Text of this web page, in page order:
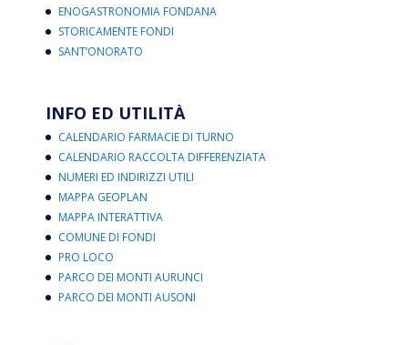
ENOGASTRONOMIA FONDANA
STORICAMENTE FONDI
SANT’ONORATO
INFO ED UTILITÀ
CALENDARIO FARMACIE DI TURNO
CALENDARIO RACCOLTA DIFFERENZIATA
NUMERI ED INDIRIZZI UTILI
MAPPA GEOPLAN
MAPPA INTERATTIVA
COMUNE DI FONDI
PRO LOCO
PARCO DEI MONTI AURUNCI
PARCO DEI MONTI AUSONI